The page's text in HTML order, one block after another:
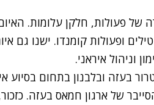
של פעולות, חלקן עלומות.
ופעולות קומנדו. ישנו גם
וניהול איראני.
בעזה ובלבנון בתחום בסיוע
של ארגון חמאס בעזה.